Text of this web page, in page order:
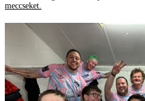
meccseket.